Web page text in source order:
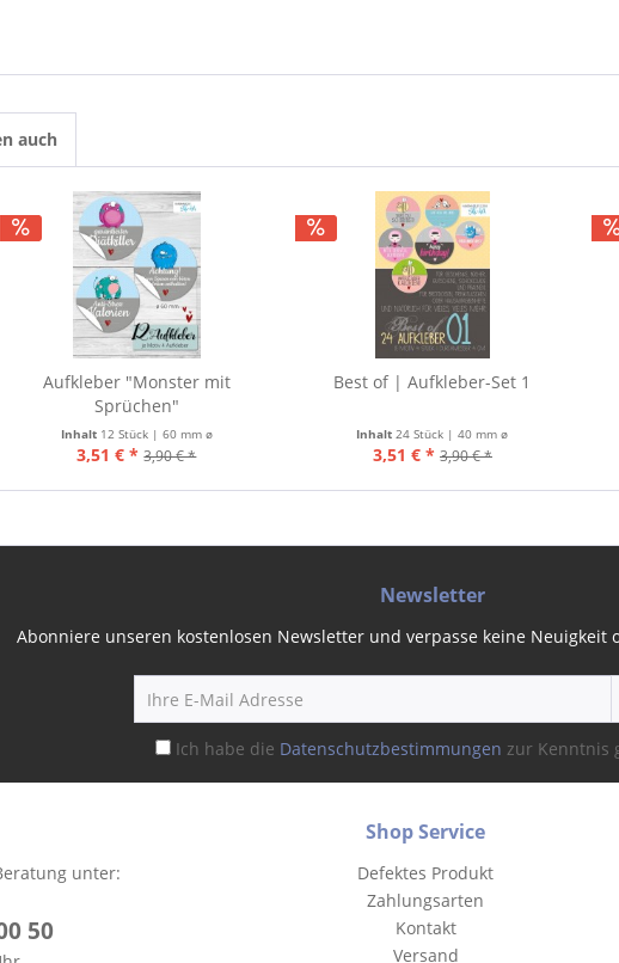
auch
Aufkleber "Monster mit
Sprüchen"
Inhalt 12 Stück | 60 mm ø
3,51 € * 3,90 € *
Best of | Aufkleber-Set 1
Inhalt24 Stück | 40 mm ø
3,51 € * 3,90 € *
unter:
50
Shop Service
Defektes Produkt
Zahlungsarten
Kontakt
Versand
Newsletter
Abonniere unseren kostenlosen Newsletter und verpasse keine Neuigkeit
Ich habe die Datenschutzbestimmungen zur Kenntnis